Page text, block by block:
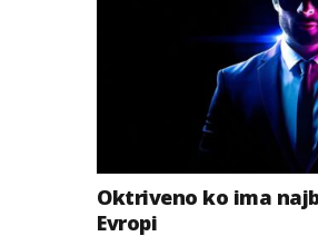
Oktriveno ko ima
Evropi